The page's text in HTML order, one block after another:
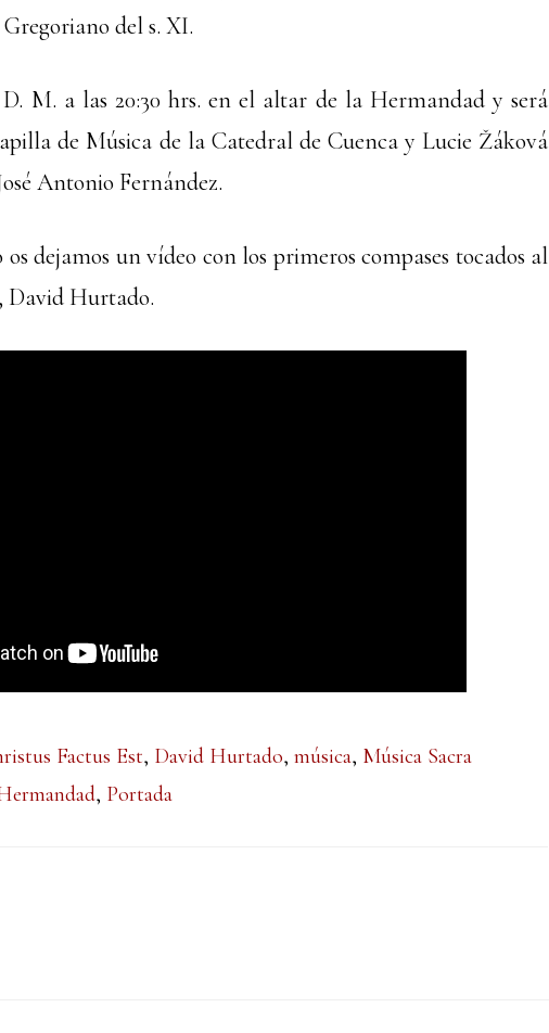
del s. XI.
M. a las 20:30 hrs. en el altar de la Hermandad y será
de Música de la Catedral de Cuenca y Lucie Žáková
Antonio Fernández.
dejamos un vídeo con los primeros compases tocados al
David Hurtado.
Factus Est, David Hurtado, música, Música Sacra
, Portada